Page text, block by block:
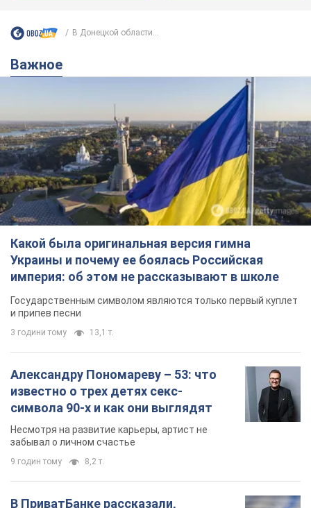
Какой была оригинальная версия гимна
Украины и почему ее боялась Российская
империя: об этом не рассказывают в школе
Государственным символом являются только первый куплет
и припев песни
3 години тому 13,1 т.
Александру Пономареву – 53: что
известно о трех детях секс-
символа 90-х и как они выглядят
Несмотря на развитие карьеры, артист не
забывал о личном счастье
9 годин тому 8,2 т.
В ПриватБанке рассказали,
действительны ли доллары 1996
года: принимают ли обменники и
банки такие купюры
Что делать, если банки и обменники не
принимают старые доллары
10 годин тому 73,6 т.